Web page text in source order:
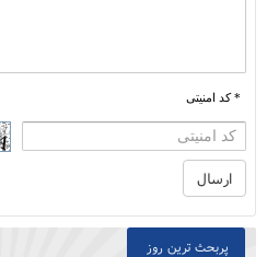
* کد امنیتی
پربحث ترین روز